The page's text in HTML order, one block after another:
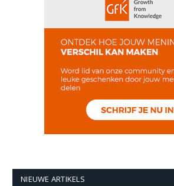
NIEUWE ARTIKELS